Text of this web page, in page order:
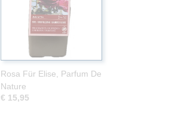
Rosa Für Elise, Parfum De
Nature
€ 15,95